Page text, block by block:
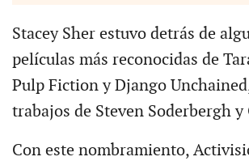
Stacey Sher estuvo detrás de
películas más reconocidas de
Pulp Fiction y Django
trabajos de Steven Soderbergh
Con este nombramiento,